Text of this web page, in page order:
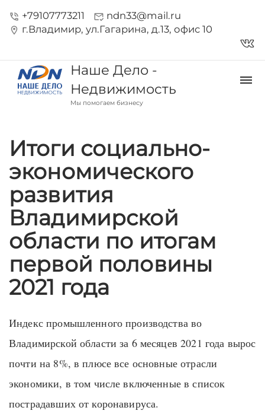
phone_in_talk +79107773211 mark_email_read ndn33@mail.ru
location_on г.Владимир, ул.Гагарина, д.13, офис 10
vk_in
Наше Дело -
Недвижимость
Мы помогаем бизнесу
dehaze
Итоги социально-
экономического
развития
Владимирской
области по итогам
первой половины
2021 года
Индекс промышленного производства во
Владимирской области за 6 месяцев 2021 года вырос
почти на 8%, в плюсе все основные отрасли
экономики, в том числе включенные в список
пострадавших от коронавируса.